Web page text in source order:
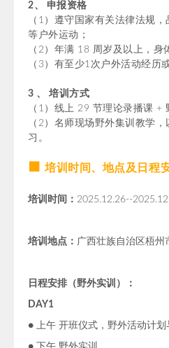
2、 申报资格
（1）遵守国家有关法律法规
等户外运动；
（2）年满 18 周岁及以上，身
（3）有至少1次户外活动经历
3 、 培训方式
（1）线上 29 节理论录播课 +
（2）名师现场野外集训教学
习。
■培训时间、地点及日程
培训时间： 2025.12.26--
培训地点： 广西壮族自治区梧州
日程安排（野外实训）：
DAY1
● 上午 开班仪式，野外活动计划